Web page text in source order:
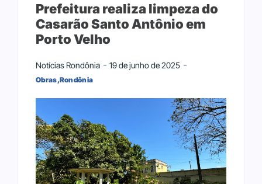
Prefeitura realiza limpeza do
Casarão Santo Antônio em
Porto Velho
Notícias Rondônia 19 de junho de 2025
Obras,Rondônia